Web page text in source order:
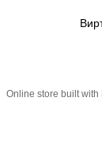
Online store built with